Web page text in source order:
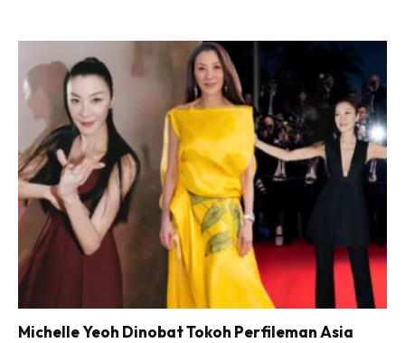
Ads
Michelle Yeoh Dinobat Tokoh Perfileman Asia